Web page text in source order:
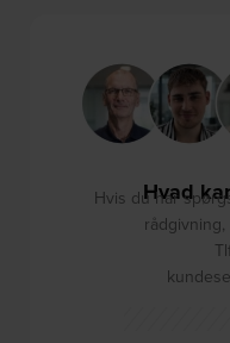
Hvad
Hvis du har